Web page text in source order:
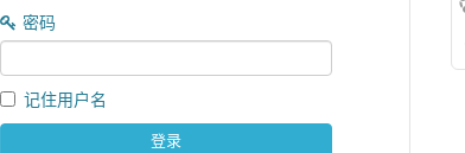
密码
记住用户名